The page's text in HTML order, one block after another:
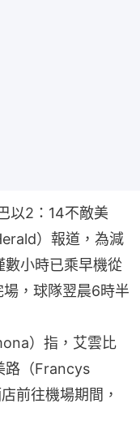
以2：14不敵美
）報道，為減
小時已乘早機從
，球隊翌晨6時半
）指，艾雲比
路（Francys
前往機場期間，